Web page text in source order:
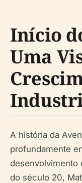
Início
Uma
A história da
profundamente
desenvolvimento
do século 20,